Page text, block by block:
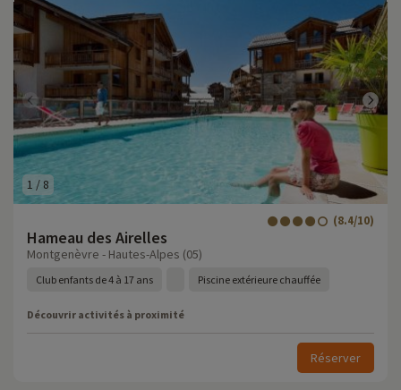
1 / 8
Hameau des Airelles
(8.4/10)
Montgenèvre - Hautes-Alpes (05)
Club enfants de 4 à 17 ans Piscine extérieure chauffée
Découvrir activités à proximité
Réserver